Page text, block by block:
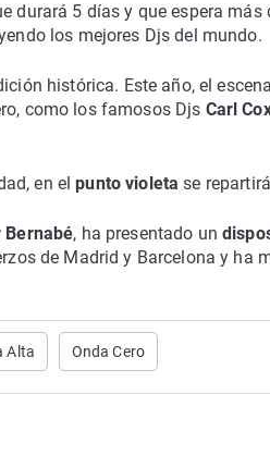
durará 5 días y que espera más
los mejores Djs del mundo.
histórica. Este año, el
como los famosos Djs Carl
en elpunto violeta se
Bernabé, ha presentado un
de Madrid y Barcelona y ha
Alta Onda Cero